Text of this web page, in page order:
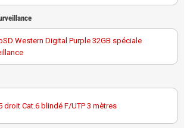
Western Digital Purple 32GB spéciale
Western Digital Purple 64GB spéciale
droit Cat.6 blindé F/UTP 3 mètres